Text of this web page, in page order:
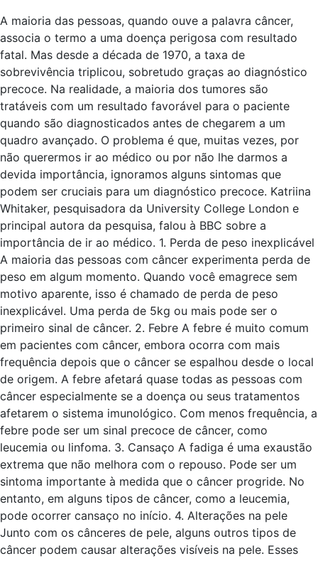
A maioria das pessoas, quando ouve a palavra câncer,
associa o termo a uma doença perigosa com resultado
fatal. Mas desde a década de 1970, a taxa de
sobrevivência triplicou, sobretudo graças ao diagnóstico
precoce. Na realidade, a maioria dos tumores são
tratáveis ​​com um resultado favorável para o paciente
quando são diagnosticados antes de chegarem a um
quadro avançado. O problema é que, muitas vezes, por
não querermos ir ao médico ou por não lhe darmos a
devida importância, ignoramos alguns sintomas que
podem ser cruciais para um diagnóstico precoce. Katriina
Whitaker, pesquisadora da University College London e
principal autora da pesquisa, falou à BBC sobre a
importância de ir ao médico. 1. Perda de peso inexplicável
A maioria das pessoas com câncer experimenta perda de
peso em algum momento. Quando você emagrece sem
motivo aparente, isso é chamado de perda de peso
inexplicável. Uma perda de 5kg ou mais pode ser o
primeiro sinal de câncer. 2. Febre A febre é muito comum
em pacientes com câncer, embora ocorra com mais
frequência depois que o câncer se espalhou desde o local
de origem. A febre afetará quase todas as pessoas com
câncer especialmente se a doença ou seus tratamentos
afetarem o sistema imunológico. Com menos frequência, a
febre pode ser um sinal precoce de câncer, como
leucemia ou linfoma. 3. Cansaço A fadiga é uma exaustão
extrema que não melhora com o repouso. Pode ser um
sintoma importante à medida que o câncer progride. No
entanto, em alguns tipos de câncer, como a leucemia,
pode ocorrer cansaço no início. 4. Alterações na pele
Junto com os cânceres de pele, alguns outros tipos de
câncer podem causar alterações visíveis na pele. Esses